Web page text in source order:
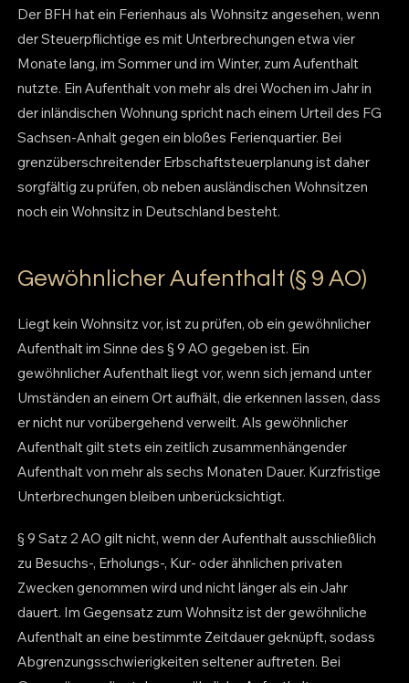
Der BFH hat ein Ferienhaus als Wohnsitz angesehen, wenn
der Steuerpflichtige es mit Unterbrechungen etwa vier
Monate lang, im Sommer und im Winter, zum Aufenthalt
nutzte. Ein Aufenthalt von mehr als drei Wochen im Jahr in
der inländischen Wohnung spricht nach einem Urteil des FG
Sachsen-Anhalt gegen ein bloßes Ferienquartier. Bei
grenzüberschreitender Erbschaftsteuerplanung ist daher
sorgfältig zu prüfen, ob neben ausländischen Wohnsitzen
noch ein Wohnsitz in Deutschland besteht.
Gewöhnlicher Aufenthalt (§ 9 AO)
Liegt kein Wohnsitz vor, ist zu prüfen, ob ein gewöhnlicher
Aufenthalt im Sinne des § 9 AO gegeben ist. Ein
gewöhnlicher Aufenthalt liegt vor, wenn sich jemand unter
Umständen an einem Ort aufhält, die erkennen lassen, dass
er nicht nur vorübergehend verweilt. Als gewöhnlicher
Aufenthalt gilt stets ein zeitlich zusammenhängender
Aufenthalt von mehr als sechs Monaten Dauer. Kurzfristige
Unterbrechungen bleiben unberücksichtigt.
§ 9 Satz 2 AO gilt nicht, wenn der Aufenthalt ausschließlich
zu Besuchs-, Erholungs-, Kur- oder ähnlichen privaten
Zwecken genommen wird und nicht länger als ein Jahr
dauert. Im Gegensatz zum Wohnsitz ist der gewöhnliche
Aufenthalt an eine bestimmte Zeitdauer geknüpft, sodass
Abgrenzungsschwierigkeiten seltener auftreten. Bei